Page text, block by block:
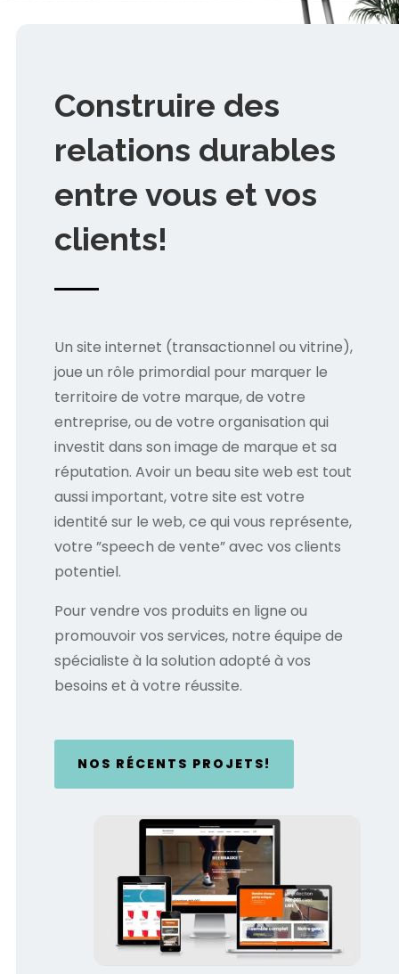
Construire des
relations durables
entre vous et vos
clients!
Un site internet (transactionnel ou vitrine),
joue un rôle primordial pour marquer le
territoire de votre marque, de votre
entreprise, ou de votre organisation qui
investit dans son image de marque et sa
réputation. Avoir un beau site web est tout
aussi important, votre site est votre
identité sur le web, ce qui vous représente,
votre ”speech de vente” avec vos clients
potentiel.
Pour vendre vos produits en ligne ou
promouvoir vos services, notre équipe de
spécialiste à la solution adopté à vos
besoins et à votre réussite.
NOS RÉCENTS PROJETS!